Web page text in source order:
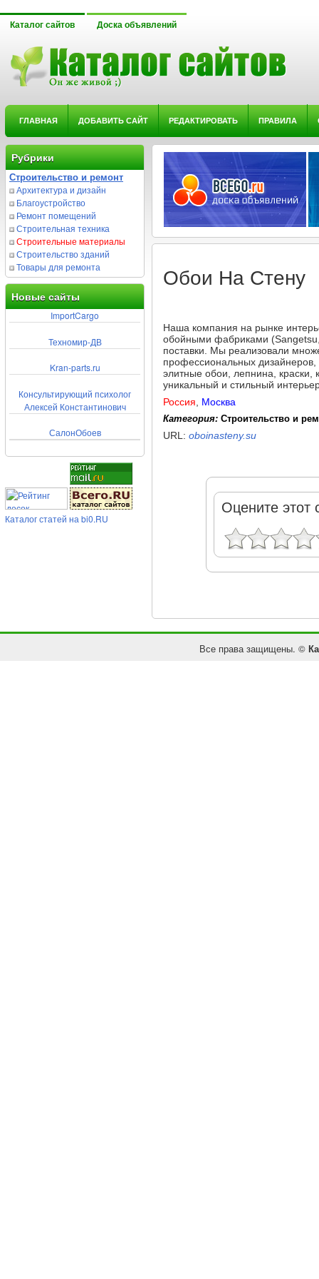
Каталог сайтов Доска объявлений
ГЛАВНАЯ ДОБАВИТЬ САЙТ РЕДАКТИРОВАТЬ ПРАВИЛА
Рубрики
Строительство и ремонт
Архитектура и дизайн
Благоустройство
Ремонт помещений
Строительная техника
Строительные материалы
Строительство зданий
Товары для ремонта
Новые сайты
ImportCargo
Техномир-ДВ
Kran-parts.ru
Консультирующий психолог
Алексей Константинович
СалонОбоев
Каталог статей на bi0.RU
Обои На Стену
Наша компания на рынке
обойными фабриками
поставки. Мы реализовали
профессиональных
элитные обои, лепнина,
уникальный и стильный
Россия
Москва
Категория: Строительство и
URL: oboinasteny.su
Оцените этот
Все права защищены. ©